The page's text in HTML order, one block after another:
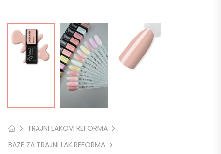
TRAJNI LAKOVI REFORMA
BAZE ZA TRAJNI LAK REFORMA